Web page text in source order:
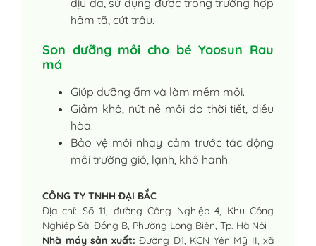
hăm tã, cứt trâu.
Son dưỡng môi cho bé Yoosun Rau
má
Giúp dưỡng ẩm và làm mềm môi.
Giảm khô, nứt nẻ môi do thời tiết, điều
hòa.
Bảo vệ môi nhạy cảm trước tác động
môi trường gió, lạnh, khô hanh.
CÔNG TY TNHH ĐẠI BẮC
Địa chỉ: Số 11, đường Công Nghiệp 4, Khu Công
Nghiệp Sài Đồng B, Phường Long Biên, Tp. Hà Nội
Nhà máy sản xuất: Đường D1, KCN Yên Mỹ II, xã